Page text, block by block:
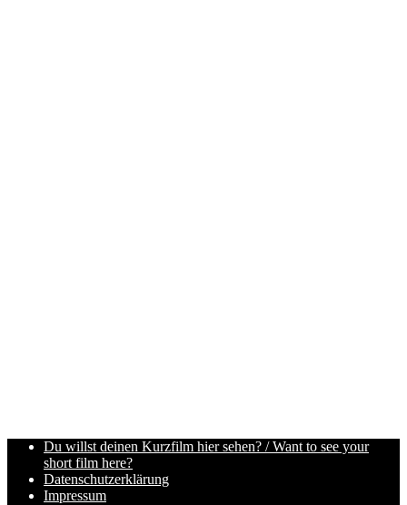
Du willst deinen Kurzfilm hier sehen? / Want to see your
short film here?
Datenschutzerklärung
Impressum